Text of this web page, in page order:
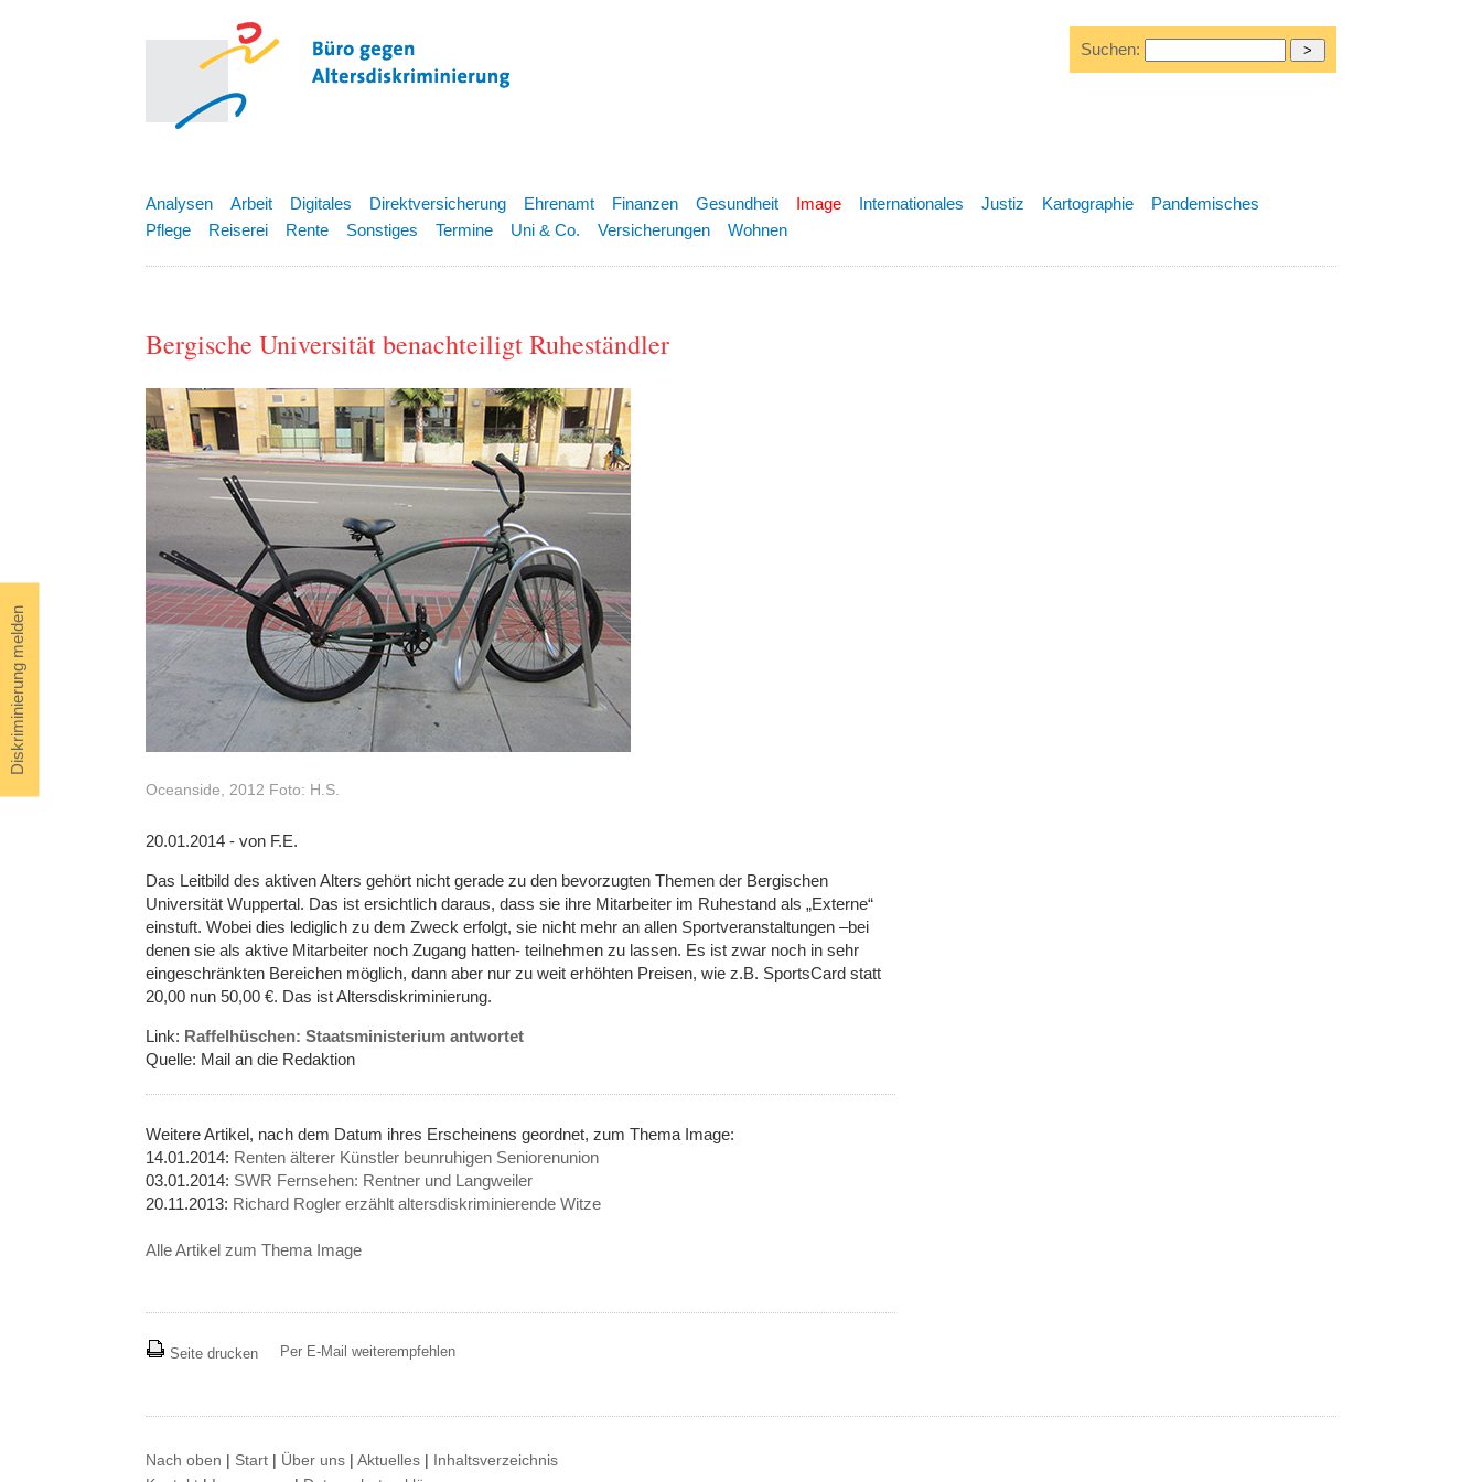
Diskriminierung melden
Suchen:
Analysen Arbeit Digitales Direktversicherung Ehrenamt Finanzen Gesundheit Image Internationales Justiz Kartographie
Pandemisches
Pflege
Reiserei Rente Sonstiges Termine Uni & Co. Versicherungen Wohnen
Bergische Universität benachteiligt Ruheständler
Oceanside, 2012 Foto: H.S.
20.01.2014 - von F.E.
Das Leitbild des aktiven Alters gehört nicht gerade zu den bevorzugten Themen der Bergischen
Universität Wuppertal. Das ist ersichtlich daraus, dass sie ihre Mitarbeiter im Ruhestand als „Externe“
einstuft. Wobei dies lediglich zu dem Zweck erfolgt, sie nicht mehr an allen Sportveranstaltungen –bei
denen sie als aktive Mitarbeiter noch Zugang hatten- teilnehmen zu lassen. Es ist zwar noch in sehr
eingeschränkten Bereichen möglich, dann aber nur zu weit erhöhten Preisen, wie z.B. SportsCard statt
20,00 nun 50,00 €. Das ist Altersdiskriminierung.
Link: Raffelhüschen: Staatsministerium antwortet
Quelle: Mail an die Redaktion
Weitere Artikel, nach dem Datum ihres Erscheinens geordnet, zum Thema Image:
14.01.2014: Renten älterer Künstler beunruhigen Seniorenunion
03.01.2014: SWR Fernsehen: Rentner und Langweiler
20.11.2013: Richard Rogler erzählt altersdiskriminierende Witze
Alle Artikel zum Thema Image
Seite drucken Per E-Mail weiterempfehlen
Nach oben | Start | Über uns | Aktuelles | Inhaltsverzeichnis